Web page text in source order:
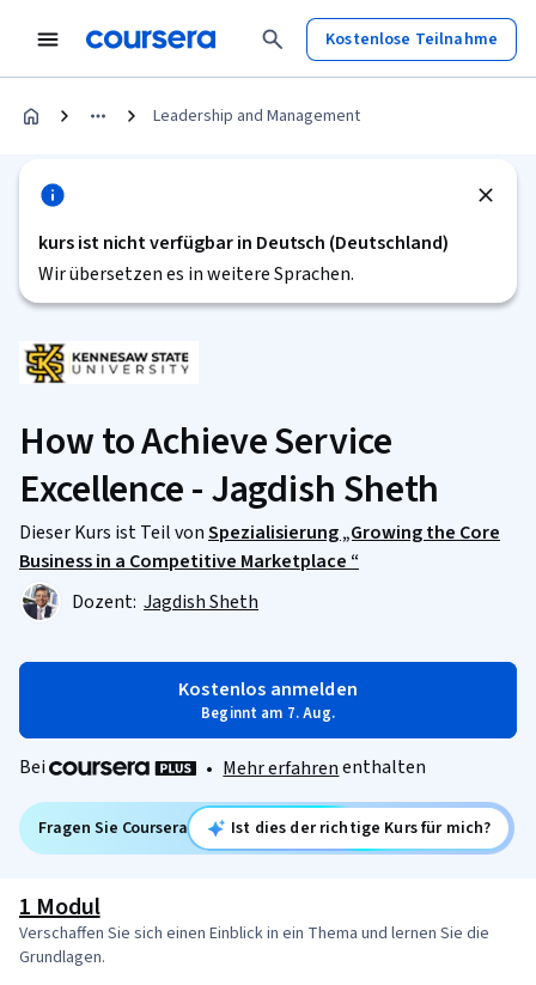
Kostenlose Teilnahme
Leadership and Management
kurs ist nicht verfügbar in Deutsch (Deutschland)
Wir übersetzen es in weitere Sprachen.
How to Achieve Service
Excellence - Jagdish Sheth
Dieser Kurs ist Teil vonSpezialisierung „Growing the Core
Business in a Competitive Marketplace “
Dozent: Jagdish Sheth
Kostenlos anmelden
Beginnt am 7. Aug.
Bei • Mehr erfahrenenthalten
Fragen Sie Coursera Ist dies der richtige Kurs für mich?
1 Modul
Verschaffen Sie sich einen Einblick in ein Thema und lernen Sie die
Grundlagen.